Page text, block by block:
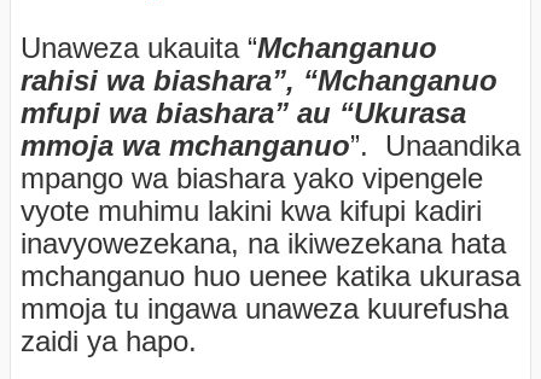
Unaweza ukauita “Mchanganuo
rahisi wa biashara”, “Mchanganuo
mfupi wa biashara” au “Ukurasa
mmoja wa mchanganuo”.
Unaandika
mpango wa biashara yako vipengele
vyote muhimu lakini kwa kifupi kadiri
inavyowezekana, na ikiwezekana hata
mchanganuo huo uenee katika ukurasa
mmoja tu ingawa unaweza kuurefusha
zaidi ya hapo.